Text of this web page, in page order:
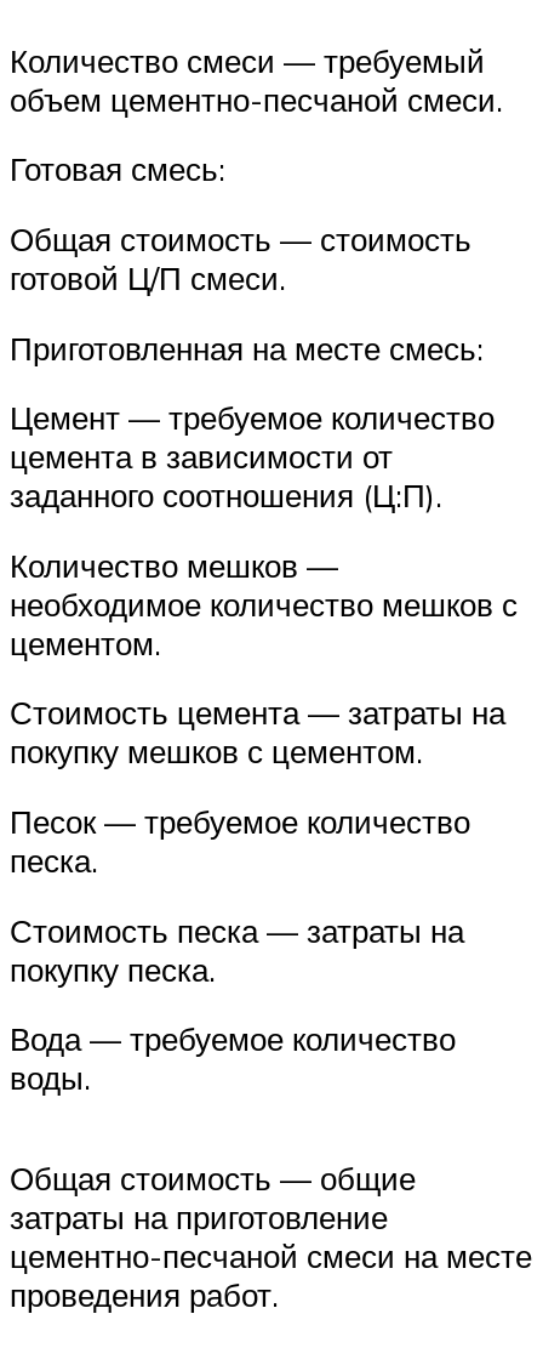
Количество смеси — требуемый
объем цементно-песчаной смеси.
Готовая смесь:
Общая стоимость — стоимость
готовой Ц/П смеси.
Приготовленная на месте смесь:
Цемент — требуемое количество
цемента в зависимости от
заданного соотношения (Ц:П).
Количество мешков —
необходимое количество мешков с
цементом.
Стоимость цемента — затраты на
покупку мешков с цементом.
Песок — требуемое количество
песка.
Стоимость песка — затраты на
покупку песка.
Вода — требуемое количество
воды.
Общая стоимость — общие
затраты на приготовление
цементно-песчаной смеси на месте
проведения работ.